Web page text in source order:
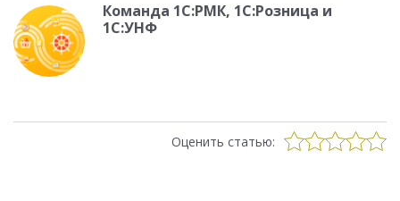
Команда 1С:РМК, 1С:Розница и
1С:УНФ
Оценить статью: